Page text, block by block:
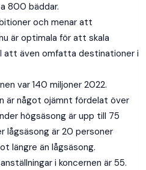
800 bäddar.
och menar att
är optimala för att skala
att även omfatta destinationer i
var 140 miljoner 2022.
är något ojämnt fördelat över
högsäsong är upp till 75
lågsäsong är 20 personer
längre än lågsäsong.
i koncernen är 55.